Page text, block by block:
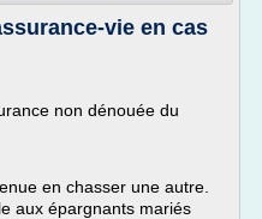
vie en cas
non dénouée du
en chasser une autre.
aux épargnants mariés